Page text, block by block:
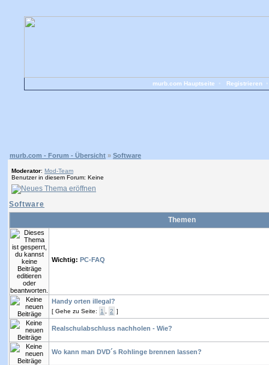
murb.com Hauptseite Registrieren
murb.com - Forum - Übersicht » Software
Moderator: Mod-Team
Benutzer in diesem Forum: Keine
Software
Themen
Wichtig: PC-FAQ
Handy orten illegal?
[ Gehe zu Seite: 1 2 ]
Realschulabschluss nachholen - Wie?
Wo kann man DVD´s Rohlinge brennen lassen?